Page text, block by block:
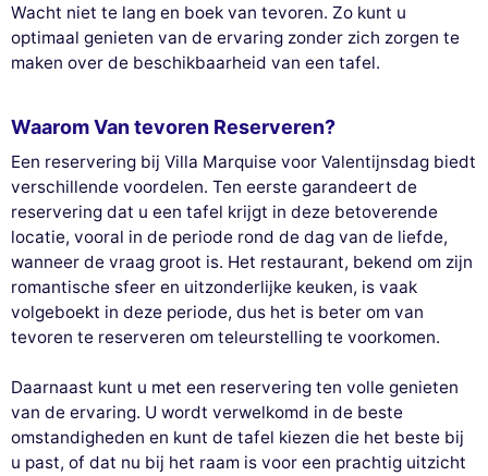
Wacht niet te lang en boek van tevoren. Zo kunt u
optimaal genieten van de ervaring zonder zich zorgen te
maken over de beschikbaarheid van een tafel.
Waarom Van tevoren Reserveren?
Een reservering bij Villa Marquise voor Valentijnsdag biedt
verschillende voordelen. Ten eerste garandeert de
reservering dat u een tafel krijgt in deze betoverende
locatie, vooral in de periode rond de dag van de liefde,
wanneer de vraag groot is. Het restaurant, bekend om zijn
romantische sfeer en uitzonderlijke keuken, is vaak
volgeboekt in deze periode, dus het is beter om van
tevoren te reserveren om teleurstelling te voorkomen.
Daarnaast kunt u met een reservering ten volle genieten
van de ervaring. U wordt verwelkomd in de beste
omstandigheden en kunt de tafel kiezen die het beste bij
u past, of dat nu bij het raam is voor een prachtig uitzicht